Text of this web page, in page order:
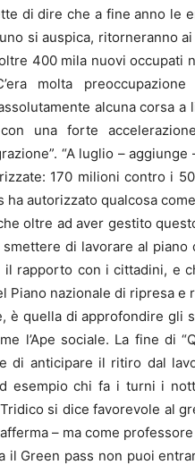
di dire che a fine anno le
si auspica, ritorneranno
400 mila nuovi occupati
molta
alcuna corsa
una forte
“A luglio –
170 milioni contro i
ha autorizzato qualcosa
oltre ad aver gestito
smettere di lavorare al
rapporto con i cittadini, e
nazionale di ripresa e
è quella di approfondire gli
l’Ape sociale. La fine di
di anticipare il ritiro dal
esempio chi fa i turni i
si dice favorevole al
– ma come
il Green pass non puoi